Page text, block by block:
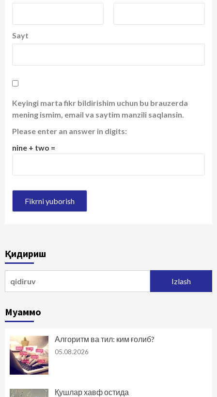
Sayt
Keyingi marta fikr bildirishim uchun bu brauzerda
mening ismim, email va saytim manzili saqlansin.
Please enter an answer in digits:
nine + two =
Қидириш
Муаммо
Алгоритм ва тил: ким ғолиб?
05.08.2026
Қушлар хавф остида